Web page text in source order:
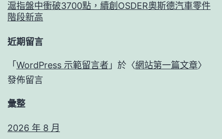
滬指盤中衝破3700點，續創OSDER奧斯德汽車零件
階段新高
近期留言
「 WordPress 示範留言者 」於〈網站第一篇文章〉
發佈留言
彙整
2026 年 8 月